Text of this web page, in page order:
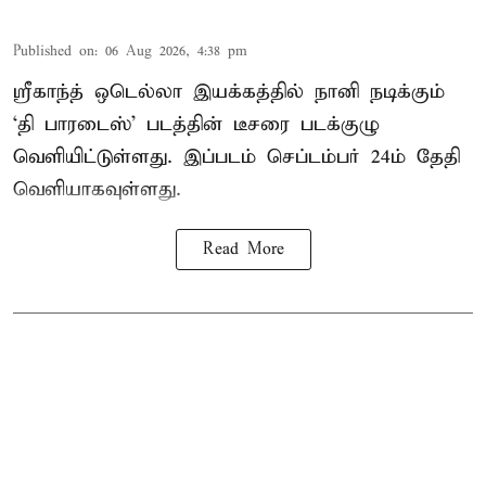
Published on: 06 Aug 2026, 4:38 pm
ஸ்ரீகாந்த் ஒடெல்லா இயக்கத்தில் நானி நடிக்கும்
‘தி பாரடைஸ்’ படத்தின் டீசரை படக்குழு
வெளியிட்டுள்ளது. இப்படம் செப்டம்பர் 24ம் தேதி
வெளியாகவுள்ளது.
Read More